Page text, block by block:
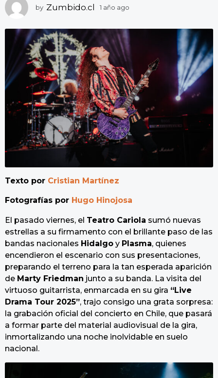
1
ñ
o
g
o
by Zumbido.cl 1 año ago
Texto por Cristian Martínez
Fotografías por Hugo Hinojosa
El pasado viernes, el Teatro Cariola sumó nuevas
estrellas a su firmamento con el brillante paso de las
bandas nacionales Hidalgo y Plasma, quienes
encendieron el escenario con sus presentaciones,
preparando el terreno para la tan esperada aparición
de Marty Friedman junto a su banda. La visita del
virtuoso guitarrista, enmarcada en su gira “Live
Drama Tour 2025”, trajo consigo una grata sorpresa:
la grabación oficial del concierto en Chile, que pasará
a formar parte del material audiovisual de la gira,
inmortalizando una noche inolvidable en suelo
nacional.